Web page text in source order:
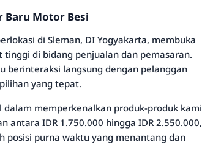
Baru Motor Besi
di Sleman, DI Yogyakarta, membuka
di bidang penjualan dan pemasaran.
berinteraksi langsung dengan pelanggan
yang tepat.
memperkenalkan produk-produk kami
antara IDR 1.750.000 hingga IDR 2.550.000,
posisi purna waktu yang menantang dan